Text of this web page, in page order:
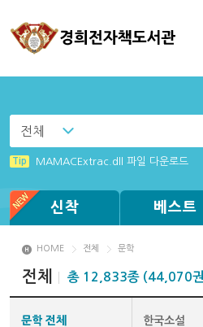
전체
Tip MAMACExtrac.dll 파일 다운로드
신착 베스트
HOME 전체 문학
전체 총 12,833종 (44,070
문학 전체 한국소설